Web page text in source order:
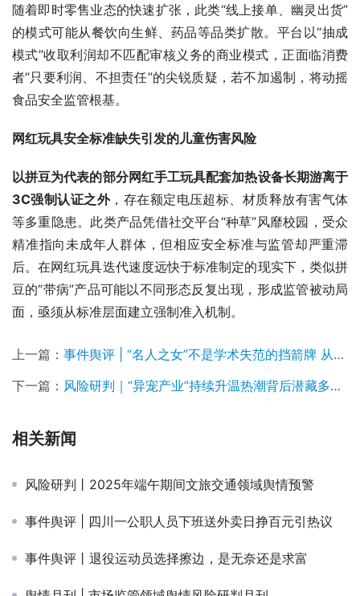
随着即时零售业态的快速扩张，此类“线上接单、幽灵出货”
的模式可能从餐饮向生鲜、药品等品类扩散。平台以“抽成
模式”收取利润却不匹配审核义务的商业模式，正面临消费
者“只要利润、不担责任”的尖锐质疑，若不加遏制，将动摇
食品安全监管根基。
网红玩具安全标准缺失引发的儿童伤害风险
以拼豆为代表的部分网红手工玩具配套加热设备长期游离于
3C强制认证之外，存在额定电压超标、材质释放有害气体
等多重隐患。此类产品凭借社交平台“种草”风靡校园，受众
精准指向未成年人群体，但相应安全标准与监管却严重滞
后。在网红玩具迭代速度远快于标准制定的现实下，类似拼
豆的“带病”产品可能以不同形态反复出现，形成监管被动局
面，亟须从标准层面建立强制准入机制。
上一篇： 事件舆评 | “名人之女”不是学术失范的挡箭牌 从“贾平凹女儿被指论文抄袭”事件看学术评价不能困于身份光环
下一篇： 风险研判｜“异宠产业”持续升温热潮背后潜藏多重隐患
相关新闻
风险研判丨2025年端午期间文旅交通领域舆情预警
事件舆评 | 四川一公职人员下班送外卖日挣百元引热议
事件舆评丨退役运动员选择擦边，是无奈还是求富